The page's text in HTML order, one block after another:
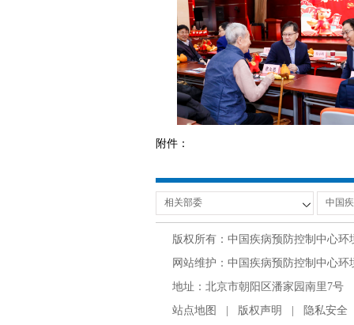
附件：
版权所有：中国疾病预防控制中心环
网站维护：中国疾病预防控制中心
地址：北京市朝阳区潘家园南里7号
站点地图
版权声明 隐私安全